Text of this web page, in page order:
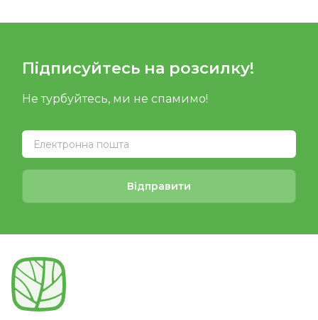
Підписуйтесь на розсилку!
Не турбуйтесь, ми не спамимо!
Відправити